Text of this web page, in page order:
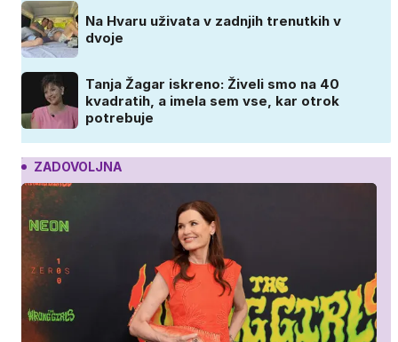
Na Hvaru uživata v zadnjih trenutkih v
dvoje
Tanja Žagar iskreno: Živeli smo na 40
kvadratih, a imela sem vse, kar otrok
potrebuje
ZADOVOLJNA